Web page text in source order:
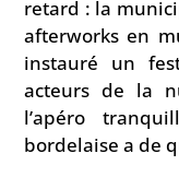
retard : la
afterworks en
instauré un
acteurs de la
l’apéro
bordelaise a de